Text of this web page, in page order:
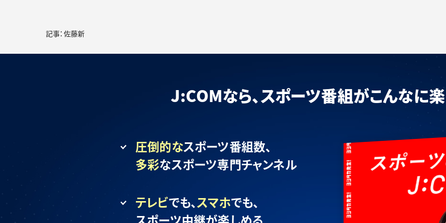
記事：佐藤新
J:COMなら、スポーツ番組がこんなに
圧倒的なスポーツ番組数、
多彩なスポーツ専門チャンネル
テレビでも、スマホでも、